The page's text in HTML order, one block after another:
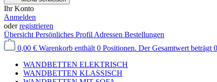
Ihr Konto
Anmelden
oderregistrieren
Übersicht Persönliches Profil Adressen Bestellungen
0,00 € Warenkorb enthält 0 Positionen. Der Gesamtwert beträgt
WANDBETTEN ELEKTRISCH
WANDBETTEN KLASSISCH